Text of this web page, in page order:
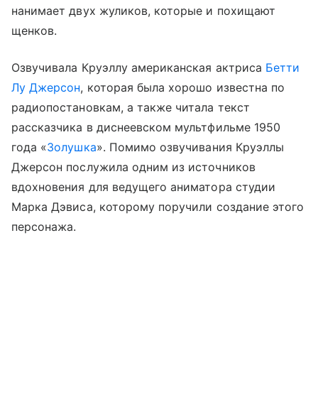
нанимает двух жуликов, которые и похищают
щенков.
Озвучивала Круэллу американская актриса Бетти
Лу Джерсон, которая была хорошо известна по
радиопостановкам, а также читала текст
рассказчика в диснеевском мультфильме 1950
года «Золушка». Помимо озвучивания Круэллы
Джерсон послужила одним из источников
вдохновения для ведущего аниматора студии
Марка Дэвиса, которому поручили создание этого
персонажа.